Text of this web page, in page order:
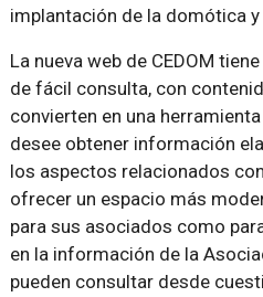
implantación de la domótica
La nueva web de CEDOM
de fácil consulta, con
convierten en una
desee obtener información
los aspectos relacionados
ofrecer un espacio más
para sus asociados como
en la información de la
pueden consultar desde